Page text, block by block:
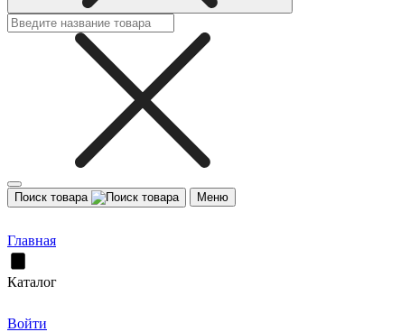
Поиск товара Меню
Главная
Каталог
Войти